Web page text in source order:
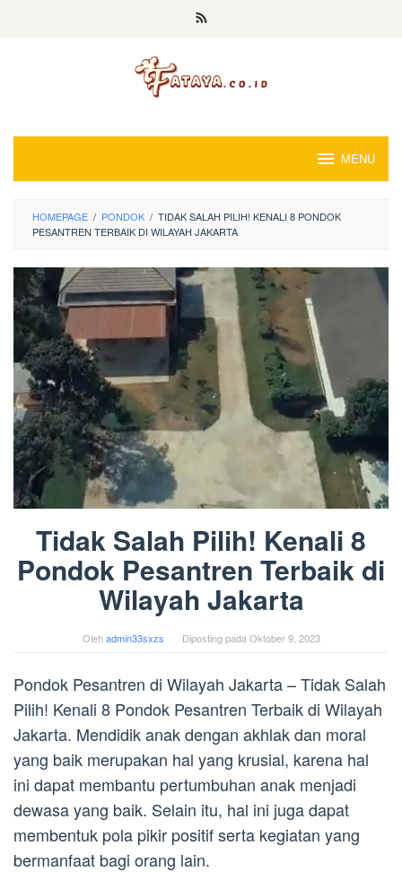
MENU
HOMEPAGE / PONDOK / TIDAK SALAH PILIH! KENALI 8 PONDOK
PESANTREN TERBAIK DI WILAYAH JAKARTA
Tidak Salah Pilih! Kenali 8
Pondok Pesantren Terbaik di
Wilayah Jakarta
Olehadmin33sxzs Diposting pada Oktober 9, 2023
Pondok Pesantren di Wilayah Jakarta – Tidak Salah
Pilih! Kenali 8 Pondok Pesantren Terbaik di Wilayah
Jakarta. Mendidik anak dengan akhlak dan moral
yang baik merupakan hal yang krusial, karena hal
ini dapat membantu pertumbuhan anak menjadi
dewasa yang baik. Selain itu, hal ini juga dapat
membentuk pola pikir positif serta kegiatan yang
bermanfaat bagi orang lain.